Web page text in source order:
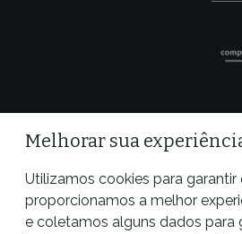
Melhorar sua
Utilizamos cookies para garantir
proporcionamos a melhor
e coletamos alguns dados para